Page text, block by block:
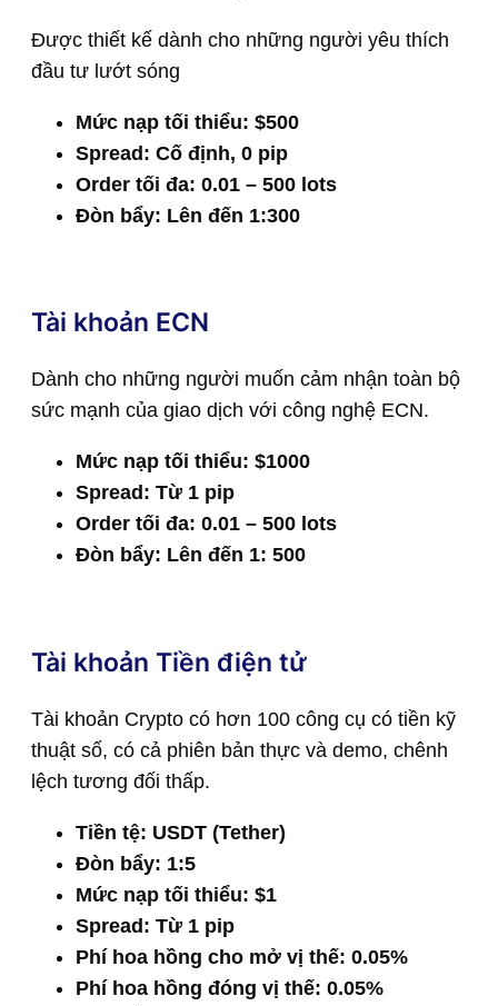
Được thiết kế dành cho những người yêu thích
đầu tư lướt sóng
Mức nạp tối thiểu: $500
Spread: Cố định, 0 pip
Order tối đa: 0.01 – 500 lots
Đòn bẩy: Lên đến 1:300
Tài khoản ECN
Dành cho những người muốn cảm nhận toàn bộ
sức mạnh của giao dịch với công nghệ ECN.
Mức nạp tối thiểu: $1000
Spread: Từ 1 pip
Order tối đa: 0.01 – 500 lots
Đòn bẩy: Lên đến 1: 500
Tài khoản Tiền điện tử
Tài khoản Crypto có hơn 100 công cụ có tiền kỹ
thuật số, có cả phiên bản thực và demo, chênh
lệch tương đối thấp.
Tiền tệ: USDT (Tether)
Đòn bẩy: 1:5
Mức nạp tối thiểu: $1
Spread: Từ 1 pip
Phí hoa hồng cho mở vị thế: 0.05%
Phí hoa hồng đóng vị thế: 0.05%